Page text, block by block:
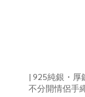
| 925純銀・厚
不分開情侶手